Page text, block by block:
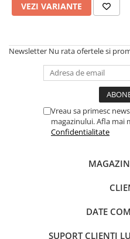
VEZI VARIANTE
Newsletter Nu rata ofertele si
Vreau sa primesc
magazinului. Afla mai
Confidentialitate
DATE
SUPORT CLIENTI